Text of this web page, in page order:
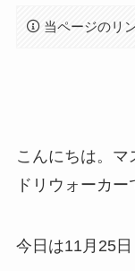
当ページのリ
こんにちは。
ドリウォーカー
今日は11月25日